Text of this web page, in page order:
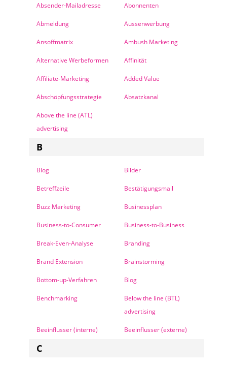
Absender-Mailadresse Abonnenten
Abmeldung Aussenwerbung
Ansoffmatrix Ambush Marketing
Alternative Werbeformen Affinität
Affiliate-Marketing Added Value
Abschöpfungsstrategie Absatzkanal
Above the line (ATL)
advertising
B
Blog Bilder
Betreffzeile Bestätigungsmail
Buzz Marketing Businessplan
Business-to-Consumer Business-to-Business
Break-Even-Analyse Branding
Brand Extension Brainstorming
Bottom-up-Verfahren Blog
Benchmarking
Below the line (BTL)
advertising
Beeinflusser (interne) Beeinflusser (externe)
C